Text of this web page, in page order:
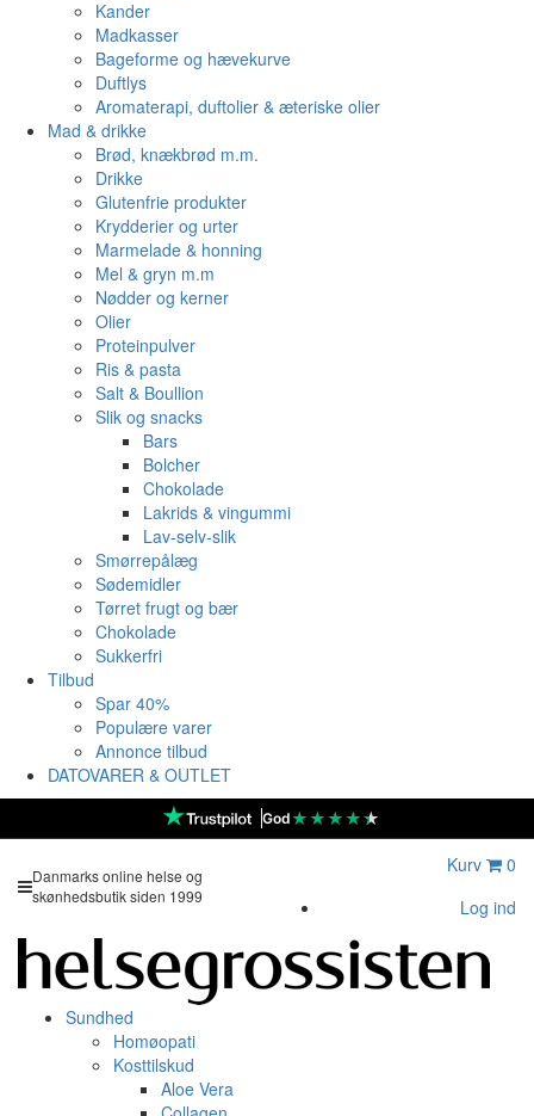
Kander
Madkasser
Bageforme og hævekurve
Duftlys
Aromaterapi, duftolier & æteriske olier
Mad & drikke
Brød, knækbrød m.m.
Drikke
Glutenfrie produkter
Krydderier og urter
Marmelade & honning
Mel & gryn m.m
Nødder og kerner
Olier
Proteinpulver
Ris & pasta
Salt & Boullion
Slik og snacks
Bars
Bolcher
Chokolade
Lakrids & vingummi
Lav-selv-slik
Smørrepålæg
Sødemidler
Tørret frugt og bær
Chokolade
Sukkerfri
Tilbud
Spar 40%
Populære varer
Annonce tilbud
DATOVARER & OUTLET
God★★★★★
Danmarks online helse og
skønhedsbutik siden 1999
Kurv
0
Log ind
Sundhed
Homøopati
Kosttilskud
Aloe Vera